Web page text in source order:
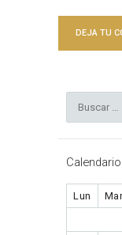
Calendario
Lun